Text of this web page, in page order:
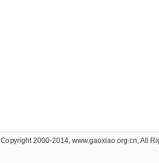
Copyright 2000-2014, www.gaoxiao.org.cn, All